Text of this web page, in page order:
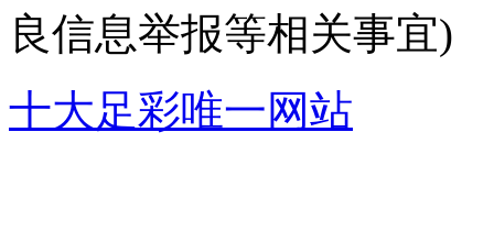
良信息举报等相关事宜)
十大足彩唯一网站